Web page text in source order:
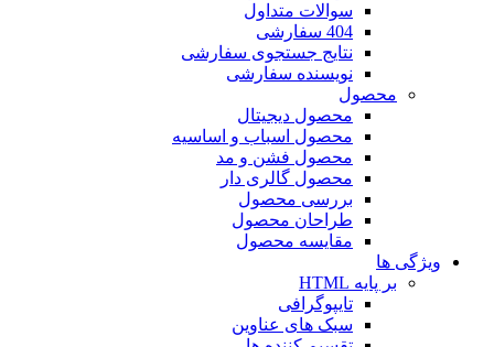
سوالات متداول
404 سفارشی
نتایج جستجوی سفارشی
نویسنده سفارشی
محصول
محصول دیجیتال
محصول اسباب و اساسیه
محصول فشن و مد
محصول گالری دار
بررسی محصول
طراحان محصول
مقایسه محصول
ویژگی ها
بر پایه HTML
تایپوگرافی
سبک های عناوین